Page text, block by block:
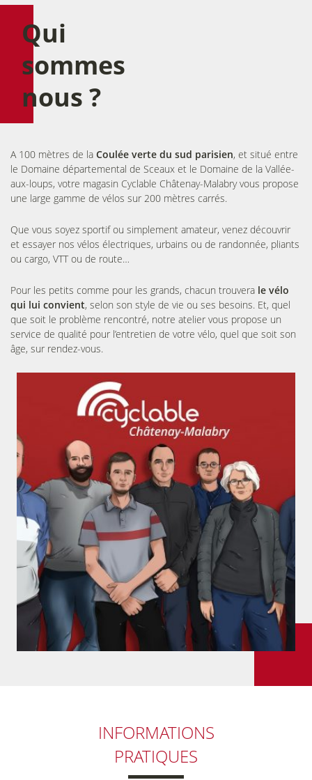
Qui
sommes
nous ?
A 100 mètres de la Coulée verte du sud parisien, et situé entre
le Domaine départemental de Sceaux et le Domaine de la Vallée-
aux-loups, votre magasin Cyclable Châtenay-Malabry vous propose
une large gamme de vélos sur 200 mètres carrés.
Que vous soyez sportif ou simplement amateur, venez découvrir
et essayer nos vélos électriques, urbains ou de randonnée, pliants
ou cargo, VTT ou de route…
Pour les petits comme pour les grands, chacun trouvera le vélo
qui lui convient, selon son style de vie ou ses besoins. Et, quel
que soit le problème rencontré, notre atelier vous propose un
service de qualité pour l’entretien de votre vélo, quel que soit son
âge, sur rendez-vous.
INFORMATIONS
PRATIQUES